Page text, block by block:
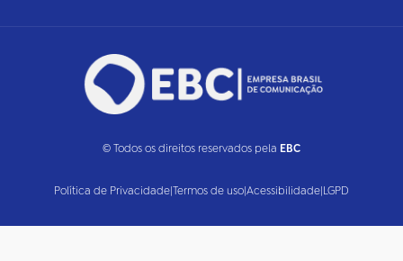
© Todos os direitos reservados pela EBC
Política de Privacidade|Termos de uso|Acessibilidade|LGPD